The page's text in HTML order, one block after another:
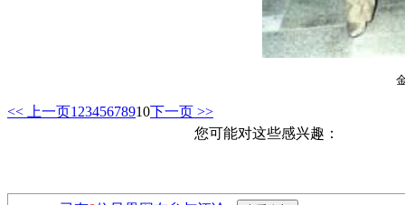
<< 上一页1 2345678910下一页 >>
您可能对这些感兴趣：